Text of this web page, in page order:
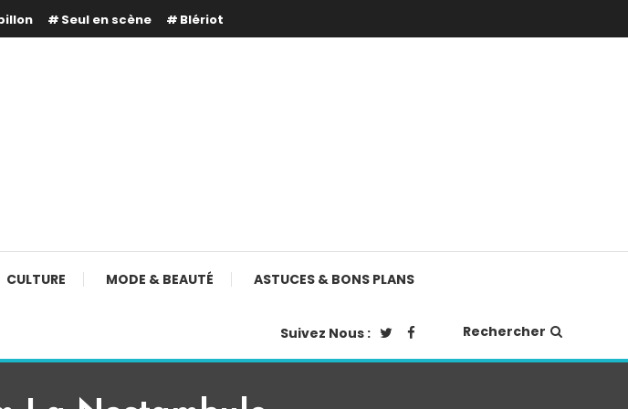
Seul en scène Blériot
CULTURE MODE & BEAUTÉ ASTUCES & BONS PLANS
Suivez Nous : Rechercher